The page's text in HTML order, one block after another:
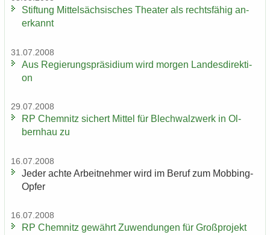
Stif­tung Mit­tel­säch­si­sches Thea­ter als rechts­fä­hig an­
er­kannt
31.07.2008
Aus Re­gie­rungs­prä­si­di­um wird mor­gen Lan­des­di­rek­ti­
on
29.07.2008
RP Chem­nitz si­chert Mit­tel für Blech­walz­werk in Ol­
bern­hau zu
16.07.2008
Jeder achte Ar­beit­neh­mer wird im Beruf zum Mobbing-​
Opfer
16.07.2008
RP Chem­nitz ge­währt Zu­wen­dun­gen für Groß­pro­jekt